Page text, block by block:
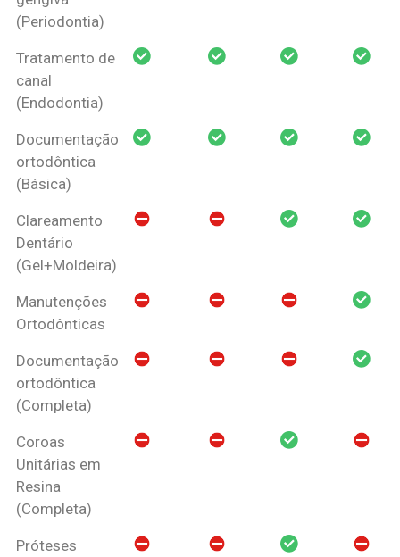
(Periodontia)
Tratamento de
canal
(Endodontia)
Documentação
ortodôntica
(Básica)
Clareamento
Dentário
(Gel+Moldeira)
Manutenções
Ortodônticas
Documentação
ortodôntica
(Completa)
Coroas
Unitárias em
Resina
(Completa)
Próteses